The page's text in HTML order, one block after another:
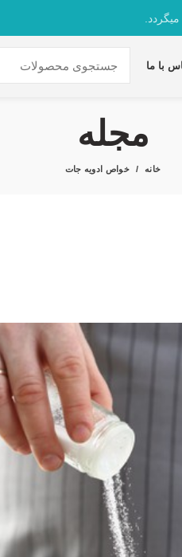
با ما
مجله
خانه خواص ادویه جات